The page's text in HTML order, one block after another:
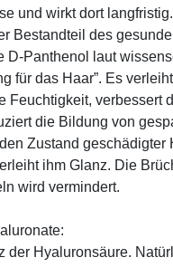
und wirkt dort
Bestandteil des
D-Panthenol laut
für das Haar”. Es
Feuchtigkeit, verbessert
die Bildung von
Zustand geschädigter
ihm Glanz. Die
wird vermindert.
der Hyaluronsäure.